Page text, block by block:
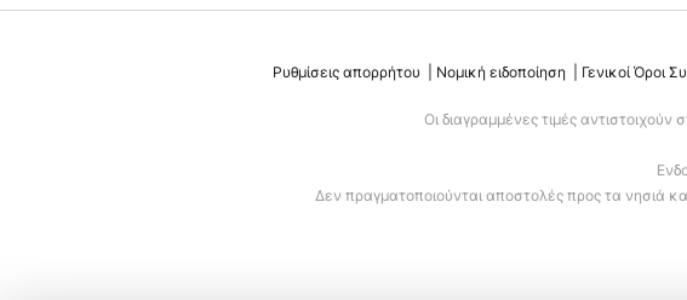
Ρυθμίσεις απορρήτου Νομική ειδοποίηση Γενικοί Όροι
Οι διαγραμμένες τιμές
Δεν πραγματοποιούνται αποστολές προς τα νησιά